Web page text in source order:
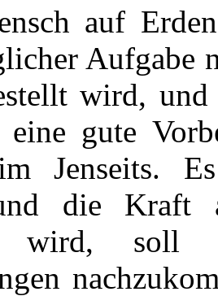
auf
Aufgabe
wird,
gute
Jenseits.
die Kraft
wird, soll